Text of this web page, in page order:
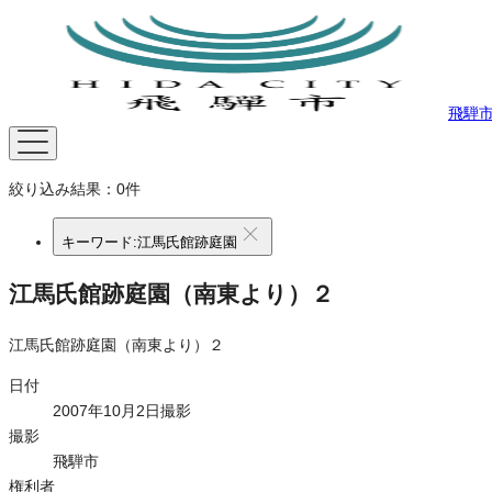
飛騨
絞り込み結果： 0件
キーワード:江馬氏館跡庭園
江馬氏館跡庭園（南東より）２
江馬氏館跡庭園（南東より）２
日付
2007年10月2日撮影
撮影
飛騨市
権利者